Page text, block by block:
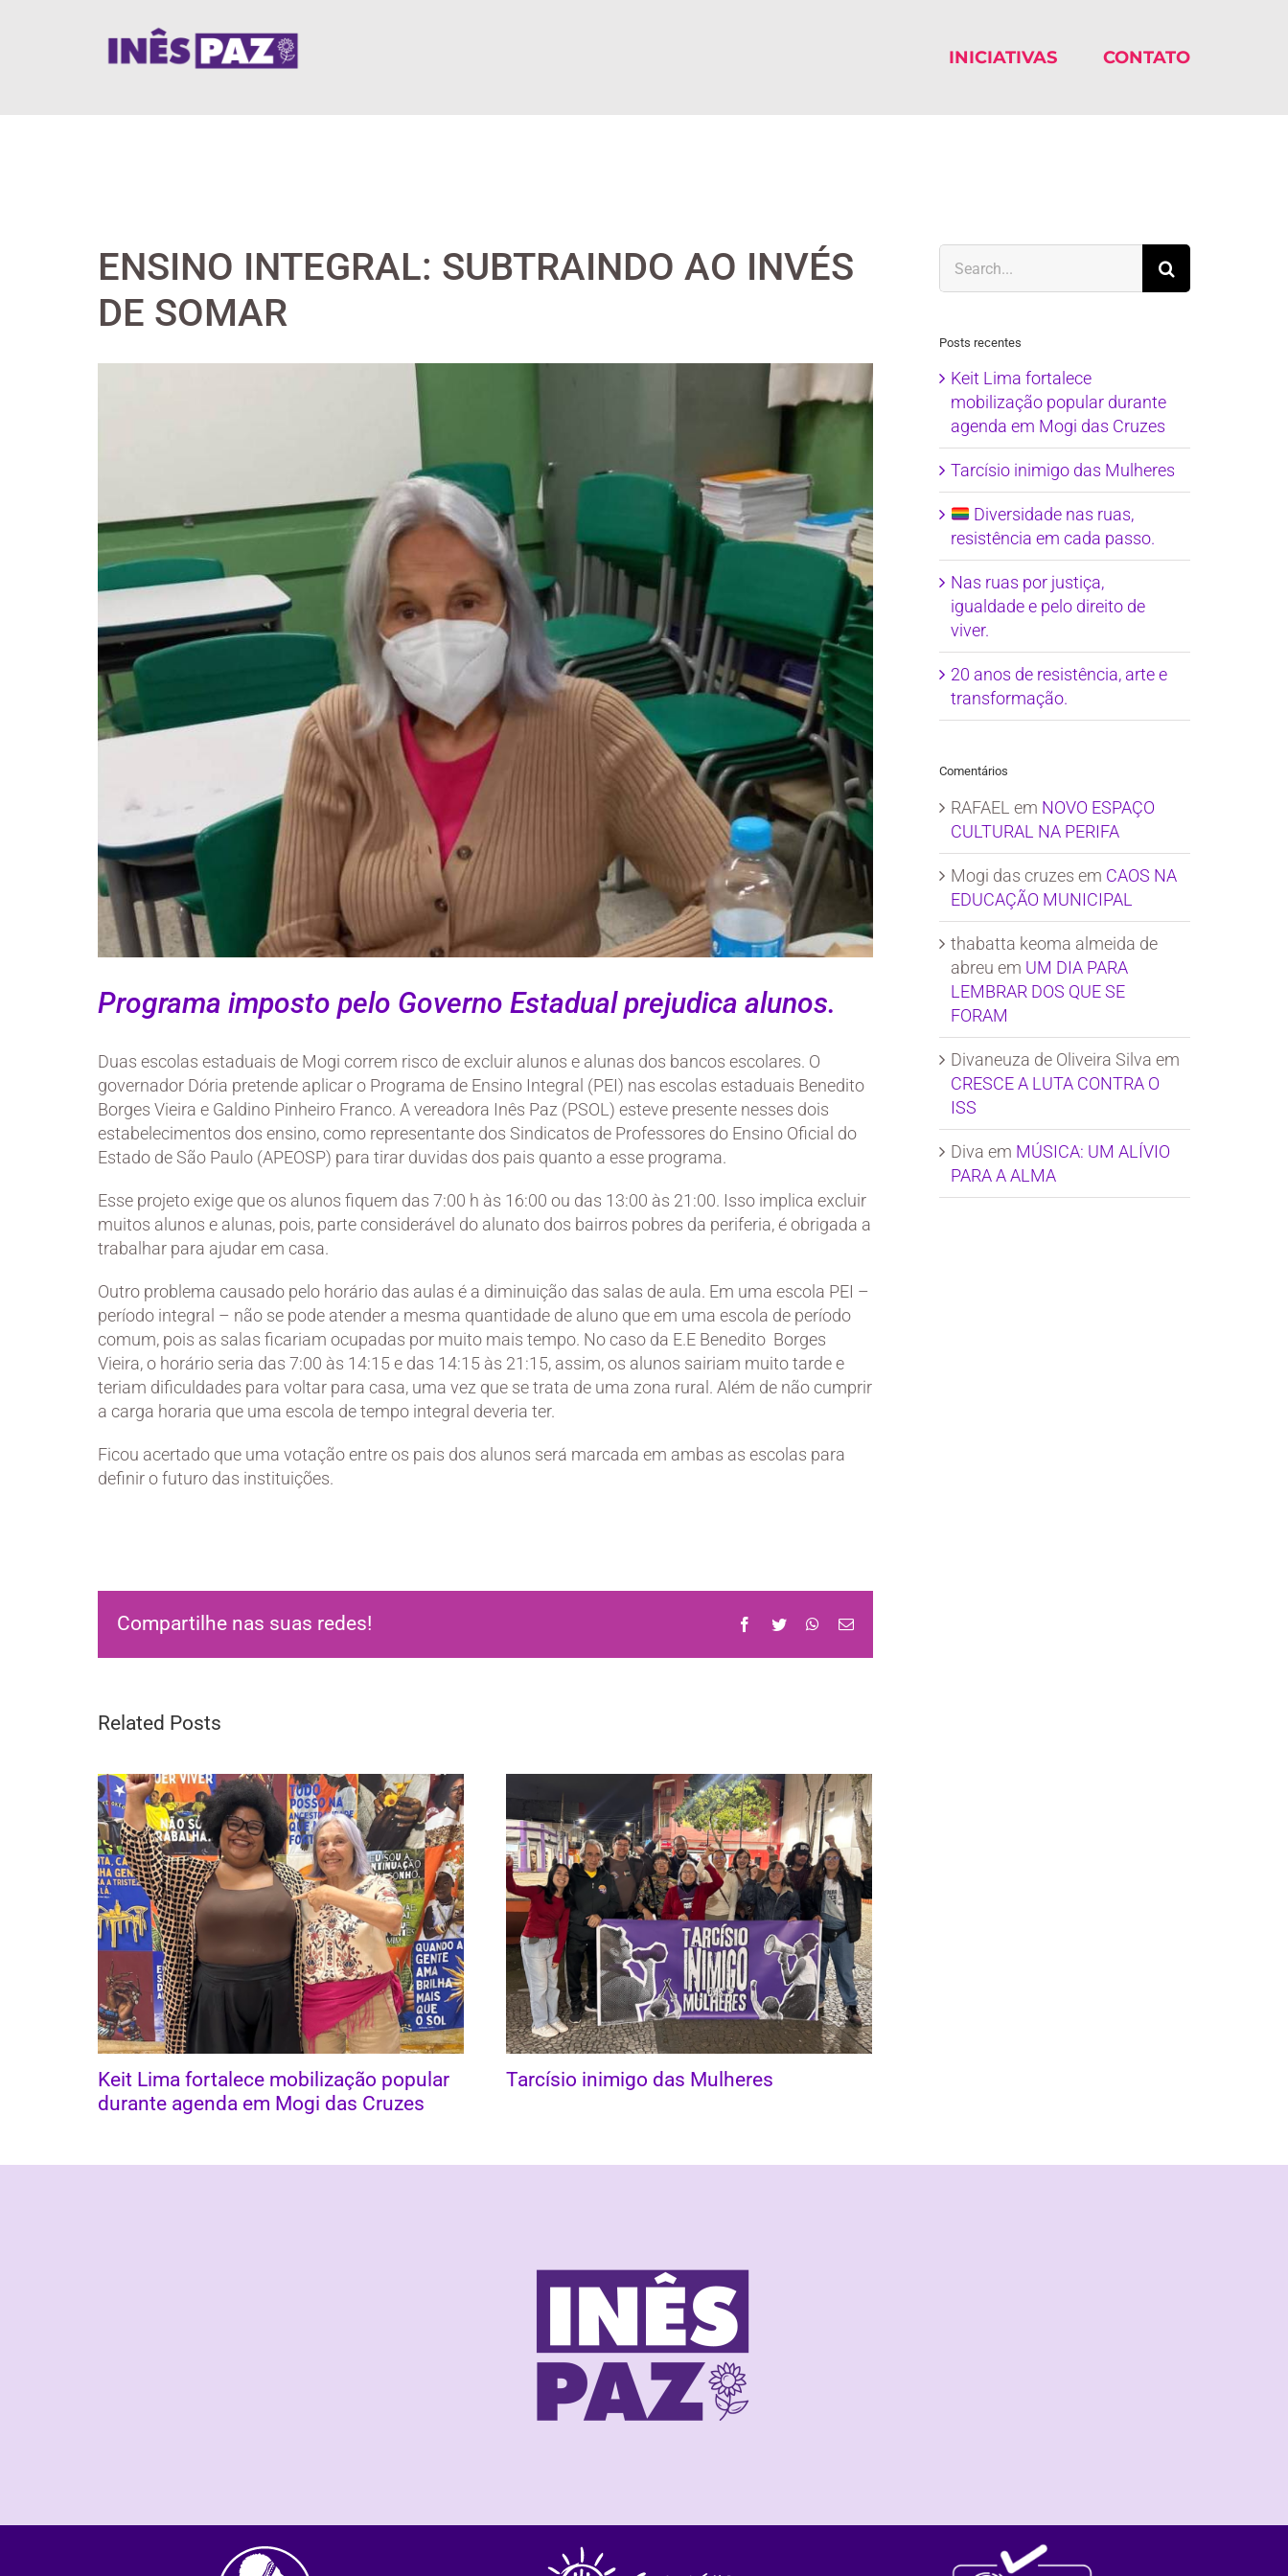
INICIATIVAS CONTATO
ENSINO INTEGRAL: SUBTRAINDO AO INVÉS
DE SOMAR
Programa imposto pelo Governo Estadual prejudica alunos.
Duas escolas estaduais de Mogi correm risco de excluir alunos e alunas dos bancos escolares. O
governador Dória pretende aplicar o Programa de Ensino Integral (PEI) nas escolas estaduais Benedito
Borges Vieira e Galdino Pinheiro Franco. A vereadora Inês Paz (PSOL) esteve presente nesses dois
estabelecimentos dos ensino, como representante dos Sindicatos de Professores do Ensino Oficial do
Estado de São Paulo (APEOSP) para tirar duvidas dos pais quanto a esse programa.
Esse projeto exige que os alunos fiquem das 7:00 h às 16:00 ou das 13:00 às 21:00. Isso implica excluir
muitos alunos e alunas, pois, parte considerável do alunato dos bairros pobres da periferia, é obrigada a
trabalhar para ajudar em casa.
Outro problema causado pelo horário das aulas é a diminuição das salas de aula. Em uma escola PEI –
período integral – não se pode atender a mesma quantidade de aluno que em uma escola de período
comum, pois as salas ficariam ocupadas por muito mais tempo. No caso da E.E Benedito Borges
Vieira, o horário seria das 7:00 às 14:15 e das 14:15 às 21:15, assim, os alunos sairiam muito tarde e
teriam dificuldades para voltar para casa, uma vez que se trata de uma zona rural. Além de não cumprir
a carga horaria que uma escola de tempo integral deveria ter.
Ficou acertado que uma votação entre os pais dos alunos será marcada em ambas as escolas para
definir o futuro das instituições.
Compartilhe nas suas redes! Facebook
Twitter WhatsApp
Email
Related Posts
Keit Lima fortalece mobilização popular
durante agenda em Mogi das Cruzes
Tarcísio inimigo das Mulheres
for:
Posts recentes
Keit Lima fortalece
mobilização popular durante
agenda em Mogi das Cruzes
Tarcísio inimigo das Mulheres
Diversidade nas ruas,
resistência em cada passo.
Nas ruas por justiça,
igualdade e pelo direito de
viver.
20 anos de resistência, arte e
transformação.
Comentários
RAFAEL em NOVO ESPAÇO
CULTURAL NA PERIFA
Mogi das cruzes em CAOS NA
EDUCAÇÃO MUNICIPAL
thabatta keoma almeida de
abreu em UM DIA PARA
LEMBRAR DOS QUE SE
FORAM
Divaneuza de Oliveira Silva em
CRESCE A LUTA CONTRA O
ISS
Diva em MÚSICA: UM ALÍVIO
PARA A ALMA